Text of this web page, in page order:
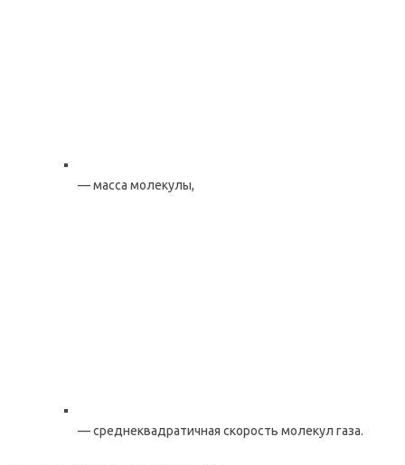
— масса молекулы,
— среднеквадратичная скорость молекул газа.